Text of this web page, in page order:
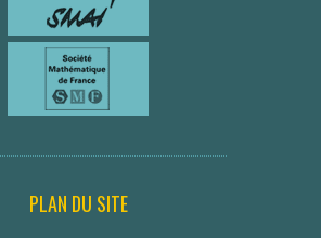
PLAN DU SITE